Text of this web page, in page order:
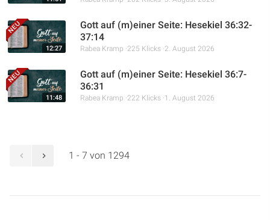
12:27
Gott auf (m)einer Seite: Hesekiel 36:32-
37:14
Rabea Kramp 225 Klicks 2. August 2026
11:48
Gott auf (m)einer Seite: Hesekiel 36:7-
36:31
Rabea Kramp 222 Klicks 1. August 2026
1 - 7 von 1294